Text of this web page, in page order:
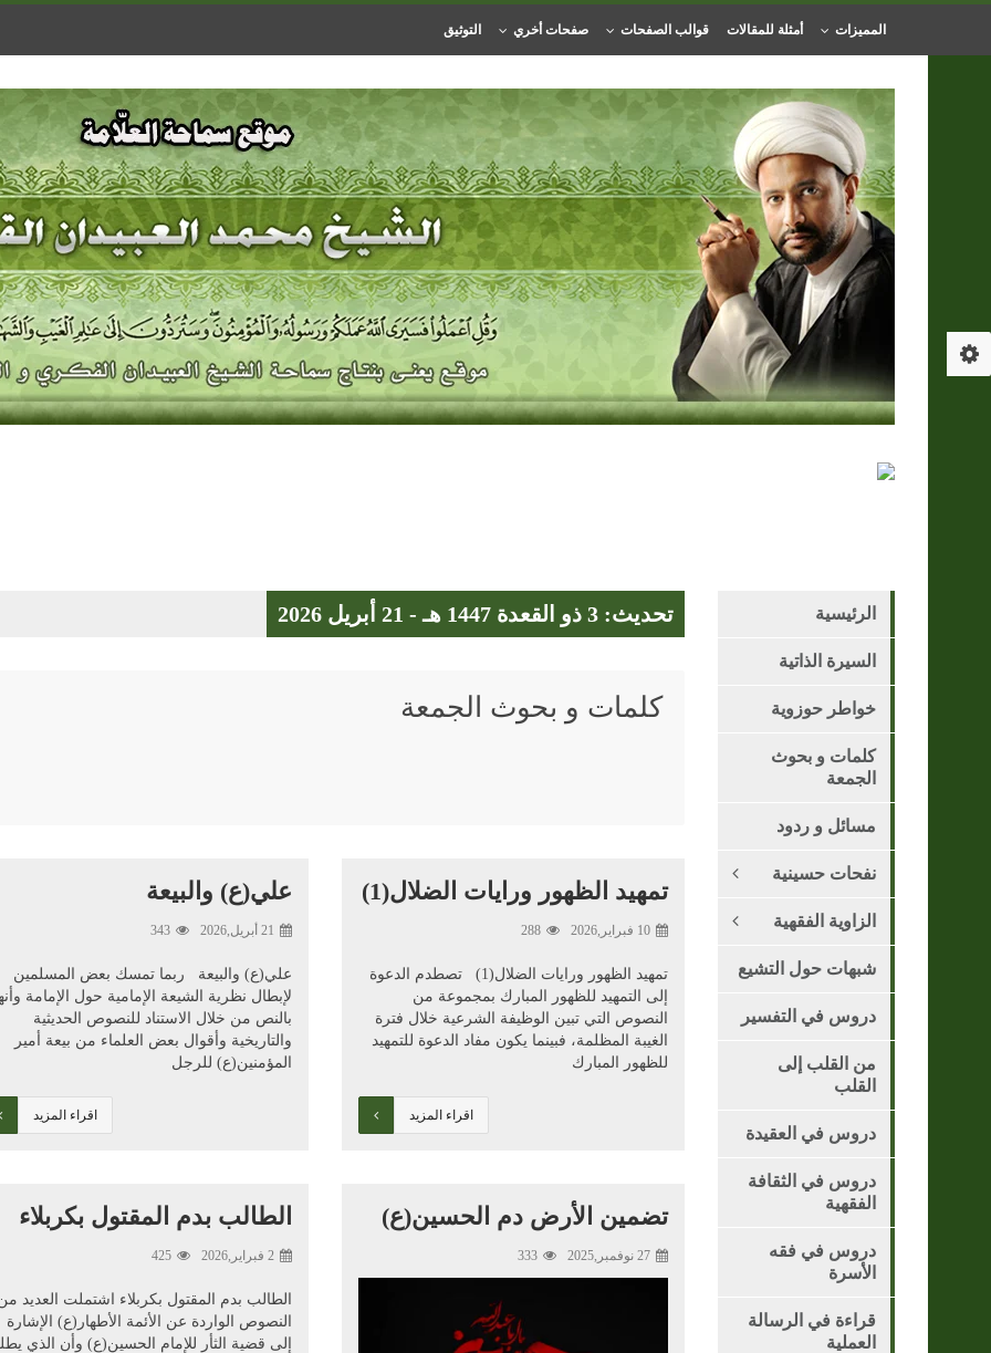
المميزات أمثلة للمقالات قوالب الصفحات صفحات أخري التوثيق
الرئيسية
السيرة الذاتية
خواطر حوزوية
كلمات و بحوث
الجمعة
مسائل و ردود
نفحات حسينية
الزاوية الفقهية
شبهات حول التشيع
دروس في التفسير
من القلب إلى
القلب
دروس في العقيدة
دروس في الثقافة
الفقهية
دروس في فقه
الأسرة
قراءة في الرسالة
العملية
تحديث: 3 ذو القعدة 1447 هـ - 21 أبريل 2026
كلمات و بحوث الجمعة
علي(ع) والبيعة
21 أبريل,2026 343
علي(ع) والبيعة ربما تمسك بعض المسلمين
لإبطال نظرية الشيعة الإمامية حول الإمامة
بالنص من خلال الاستناد للنصوص الحديثية
والتاريخية وأقوال بعض العلماء من بيعة أمير
المؤمنين(ع) للرجل
اقراء المزيد
تمهيد الظهور ورايات الضلال(1)
10 فبراير,2026 288
تمهيد الظهور ورايات الضلال(1) تصطدم الدعوة
إلى التمهيد للظهور المبارك بمجموعة من
النصوص التي تبين الوظيفة الشرعية خلال فترة
الغيبة المظلمة، فبينما يكون مفاد الدعوة للتمهيد
للظهور المبارك
اقراء المزيد
الطالب بدم المقتول بكربلاء
2 فبراير,2026 425
الطالب بدم المقتول بكربلاء اشتملت العديد
النصوص الواردة عن الأئمة الأطهار(ع) الإشارة
إلى قضية الثأر للإمام الحسين(ع) وأن الذي
تضمين الأرض دم الحسين(ع)
27 نوفمبر,2025 333